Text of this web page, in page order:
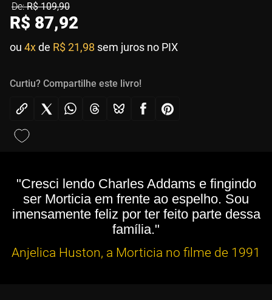
R$ 109,90
R$ 87,92
ou 4xde R$ 21,98 sem juros no PIX
Curtiu? Compartilhe este livro!
"Cresci lendo Charles Addams e fingindo
ser Morticia em frente ao espelho. Sou
imensamente feliz por ter feito parte dessa
família."
Anjelica Huston, a Morticia no filme de 1991